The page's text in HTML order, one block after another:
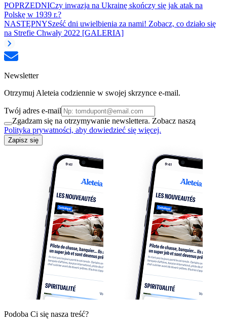
POPRZEDNICzy inwazja na Ukrainę skończy się jak atak na
Polskę w 1939 r.?
NASTĘPNYSześć dni uwielbienia za nami! Zobacz, co działo się
na Strefie Chwały 2022 [GALERIA]
Newsletter
Otrzymuj Aleteia codziennie w swojej skrzynce e-mail.
Twój adres e-mail
Zgadzam się na otrzymywanie newslettera. Zobacz naszą
Polityka prywatności, aby dowiedzieć się więcej.
Zapisz się
Podoba Ci się nasza treść?